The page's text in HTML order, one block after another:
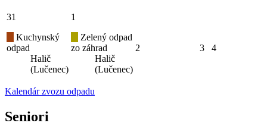
31
Kuchynský
odpad
Halič
(Lučenec)
1
Zelený odpad
zo záhrad
Halič
(Lučenec)
2 3 4
Kalendár zvozu odpadu
Seniori